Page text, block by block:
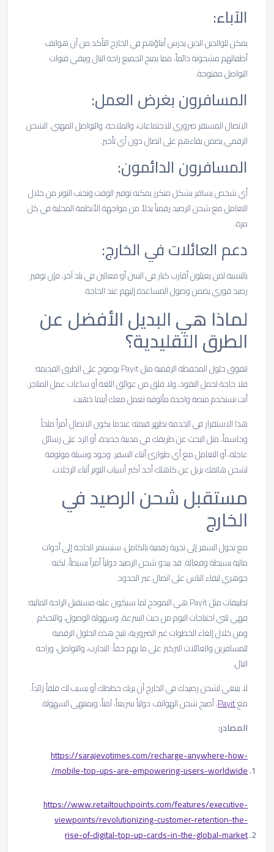
الآباء:
يمكن للوالدين الذين يدرس أبناؤهم في الخارج التأكد من أن هواتف
أطفالهم مشحونة دائماً، مما يمنح الجميع راحة البال ويبقي قنوات
التواصل مفتوحة.
المسافرون بغرض العمل:
الاتصال المستقر ضروري للاجتماعات، والملاحة، والتواصل المهني. الشحن
الرقمي يضمن بقاءهم على اتصال دون أي تأخير.
المسافرون الدائمون:
أي شخص يسافر بشكل متكرر يمكنه توفير الوقت وتجنب التوتر من خلال
التعامل مع شحن الرصيد رقمياً بدلاً من مواجهة الأنظمة المحلية في كل
مرة.
دعم العائلات في الخارج:
بالنسبة لمن يعيلون أقارب كبار في السن أو معالين في بلد آخر، فإن توفير
رصيد فوري يضمن وصول المساعدة إليهم عند الحاجة.
لماذا هي البديل الأفضل عن
الطرق التقليدية؟
تتفوق حلول المحفظة الرقمية مثل Payit بوضوح على الطرق القديمة؛
فلا حاجة لحمل النقود، ولا قلق من عوائق اللغة أو ساعات عمل المتاجر.
أنت تستخدم منصة واحدة مألوفة تعمل معك أينما ذهبت.
هذا الاستقرار في الخدمة تظهر قيمته عندما يكون الاتصال أمراً ملحاً
وحاسماً، مثل البحث عن طريقك في مدينة جديدة، أو الرد على رسائل
عاجلة، أو التعامل مع أي طوارئ أثناء السفر. وجود وسيلة موثوقة
لشحن هاتفك يزيل عن كاهلك أحد أكبر أسباب التوتر أثناء الرحلات.
مستقبل شحن الرصيد في
الخارج
مع تحول السفر إلى تجربة رقمية بالكامل، ستستمر الحاجة إلى أدوات
مالية بسيطة وفعالة. قد يبدو شحن الرصيد دولياً أمراً بسيطاً، لكنه
جوهري لبقاء الناس على اتصال عبر الحدود.
تطبيقات مثل Payit هي النموذج لما سيكون عليه مستقبل الراحة المالية؛
فهي تلبي احتياجات اليوم من حيث السرعة، وسهولة الوصول، والتحكم.
ومن خلال إلغاء الخطوات غير الضرورية، تتيح هذه الحلول الرقمية
للمسافرين والعائلات التركيز على ما يهم حقاً: التجارب، والتواصل، وراحة
البال.
لا ينبغي لشحن رصيدك في الخارج أن يربك خططك أو يسبب لك قلقاً زائداً.
معPayit، أصبح شحن الهواتف دولياً سريعاً، آمناً، وبمنتهى السهولة.
المصادر:
https://sarajevotimes.com/recharge-anywhere-how-
mobile-top-ups-are-empowering-users-worldwide/
https://www.retailtouchpoints.com/features/executive-
viewpoints/revolutionizing-customer-retention-the-
rise-of-digital-top-up-cards-in-the-global-market